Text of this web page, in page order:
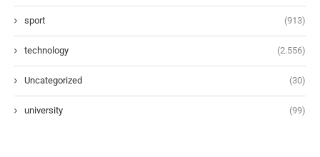
sport (913)
technology (2.556)
Uncategorized (30)
university (99)